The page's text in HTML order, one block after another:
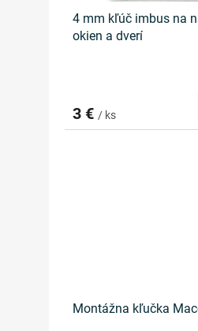
4 mm kľúč imbus na
okien a dverí
3 € / ks
Montážna kľučka